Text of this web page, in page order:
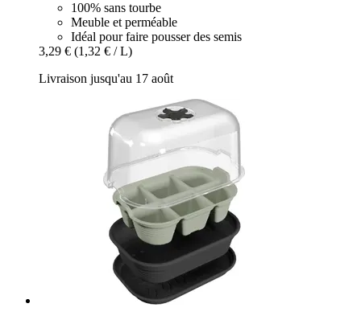
100% sans tourbe
Meuble et perméable
Idéal pour faire pousser des semis
3,29 € (1,32 € / L)
Livraison jusqu'au 17 août